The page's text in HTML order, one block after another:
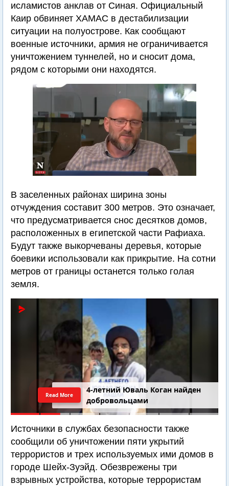
исламистов анклав от Синая. Официальный
Каир обвиняет ХАМАС в дестабилизации
ситуации на полуострове. Как сообщают
военные источники, армия не ограничивается
уничтожением туннелей, но и сносит дома,
рядом с которыми они находятся.
В заселенных районах ширина зоны
отчуждения составит 300 метров. Это означает,
что предусматривается снос десятков домов,
расположенных в египетской части Рафиаха.
Будут также выкорчеваны деревья, которые
боевики использовали как прикрытие. На сотни
метров от границы останется только голая
земля.
4-летний Юваль Коган найден
добровольцами
Read More
Источники в службах безопасности также
сообщили об уничтожении пяти укрытий
террористов и трех используемых ими домов в
городе Шейх-Зуэйд. Обезврежены три
взрывных устройства, которые террористам